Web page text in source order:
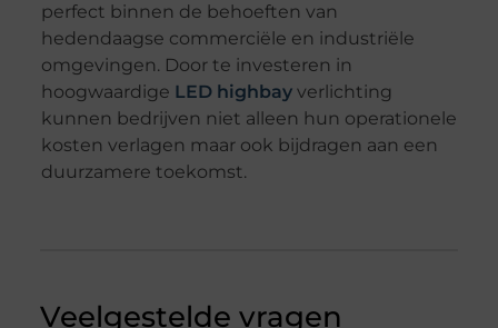
perfect binnen de behoeften van
hedendaagse commerciële en industriële
omgevingen. Door te investeren in
hoogwaardige LED highbayverlichting
kunnen bedrijven niet alleen hun operationele
kosten verlagen maar ook bijdragen aan een
duurzamere toekomst.
Veelgestelde vragen